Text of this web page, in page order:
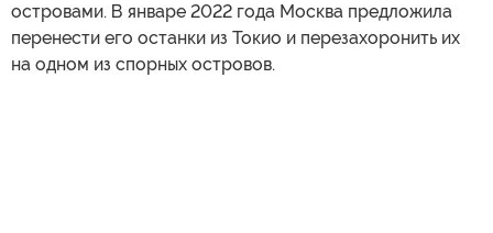
островами. В январе 2022 года Москва предложила
перенести его останки из Токио и перезахоронить их
на одном из спорных островов.